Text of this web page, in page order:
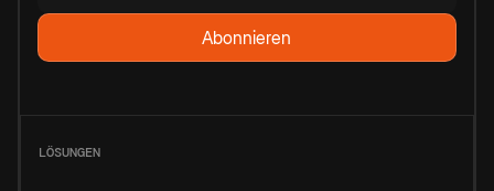
LÖSUNGEN